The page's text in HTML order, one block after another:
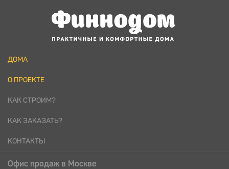
ДОМА
О ПРОЕКТЕ
КАК СТРОИМ?
КАК ЗАКАЗАТЬ?
КОНТАКТЫ
Офис продаж в Москве